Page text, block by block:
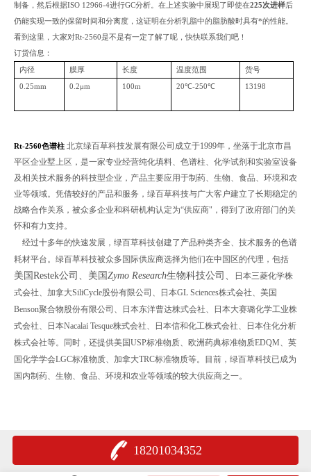
制备，然后根据ISO 12966-4进行GC分析。在上述实验中展现了即使在225次进样 后
仍能实现一致的保留时间和分离度，这证明在分析乳脂中的脂肪酸时具有*的性能。
看到这里，大家对Rt-2560是不是有一定了解了呢，快快联系我们吧！
订货信息：
内径 膜厚 长度 温度范围 货号
0.25mm 0.2μm 100m 20℃-250℃ 13198
Rt-2560色谱柱 北京绿百草科技发展有限公司成立于1999年，坐落于北京市昌
平区企业墅上区，是一家专业经营纯化填料、色谱柱、化学试剂和实验室设备
及相关技术服务的科技型企业，产品主要应用于制药、生物、食品、环境和农
业等领域。凭借较好的产品和服务，绿百草科技与广大客户建立了长期稳定的
战略合作关系，被众多企业和科研机构认定为“供应商"，得到了政府部门的关
怀和有力支持。
经过十多年的快速发展，绿百草科技创建了产品种类齐全、技术服务的色谱
耗材平台。绿百草科技被众多国际供应商选择为他们在中国区的代理，包括
美国 Restek公司、美国 Zymo Research生物科技公司、
日本三菱化学株
式会社、加拿大SiliCycle股份有限公司、日本GL Sciences株式会社、美国
Benson聚合物股份有限公司、日本东洋曹达株式会社、日本大赛璐化学工业株
式会社、日本Nacalai Tesque株式会社、日本信和化工株式会社、日本住化分析
株式会社等。同时，还提供美国USP标准物质、欧洲药典标准物质EDQM、英
国化学学会LGC标准物质、加拿大TRC标准物质等。目前，绿百草科技已成为
国内制药、生物、食品、环境和农业等领域的较大供应商之一。
18201034352